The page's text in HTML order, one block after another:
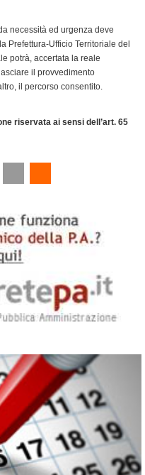
necessità ed urgenza deve
Prefettura-Ufficio Territoriale del
potrà, accertata la reale
il provvedimento
il percorso consentito.
riservata ai sensi dell’art. 65